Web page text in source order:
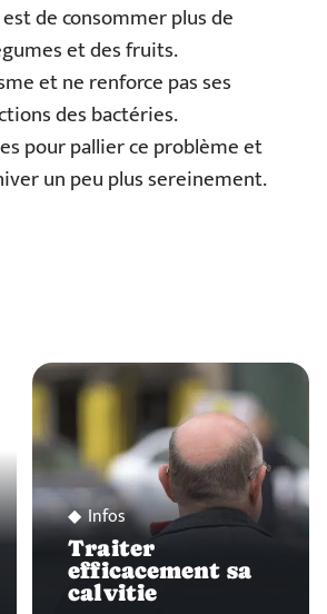
de consommer plus de
et des fruits.
et ne renforce pas ses
des bactéries.
pour pallier ce problème et
un peu plus sereinement.
Infos
Traiter
efficacement sa
calvitie